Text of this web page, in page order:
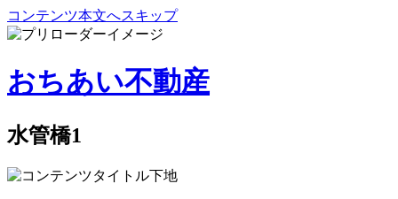
コンテンツ本文へスキップ
おちあい不動産
水管橋1